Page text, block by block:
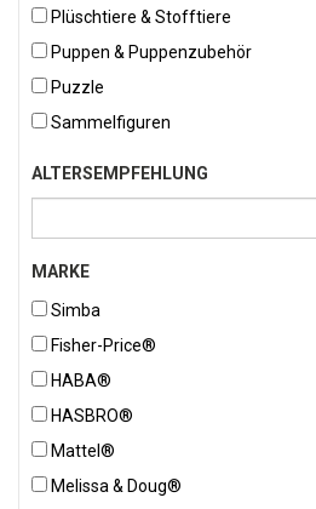
Plüschtiere & Stofftiere
Puppen & Puppenzubehör
Puzzle
Sammelfiguren
ALTERSEMPFEHLUNG
MARKE
Simba
Fisher-Price®
HABA®
HASBRO®
Mattel®
Melissa & Doug®